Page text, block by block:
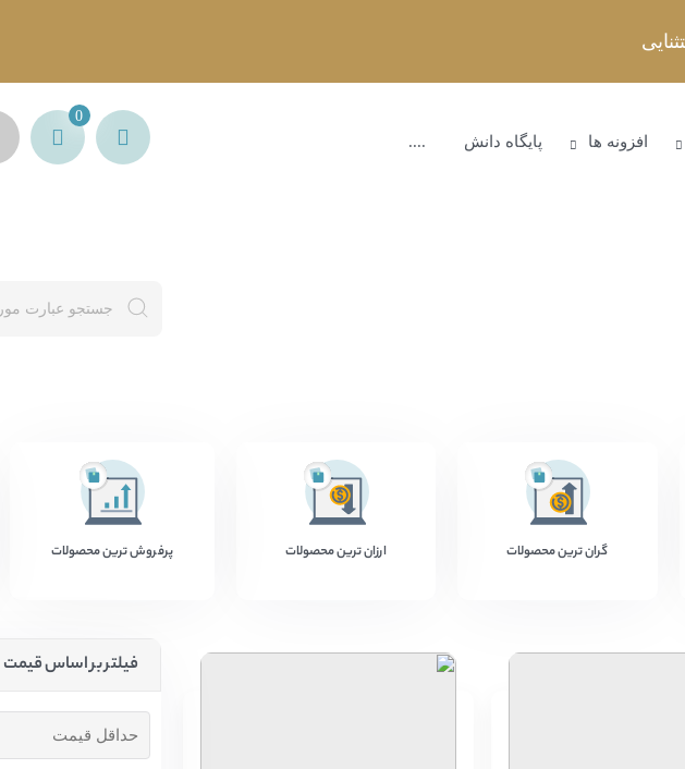
افزونه ها پایگاه دانش ....
0
گران ترین محصولات ارزان ترین محصولات پرفروش ترین محصولات
فیلتر بر اساس قیمت